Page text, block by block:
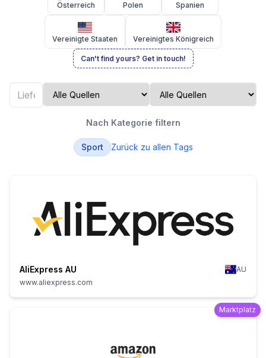
Österreich Polen Spanien
Vereinigte Staaten Vereinigtes Königreich
Can't find yours? Get in touch!
Nach Kategorie filtern
Sport Zurück zu allen Tags
AliExpress AU
AU
www.aliexpress.com
Marktplatz